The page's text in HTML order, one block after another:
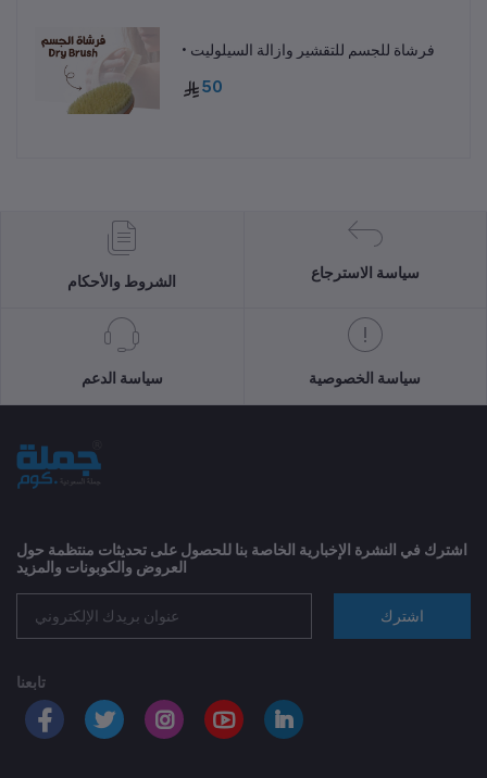
• فرشاة للجسم للتقشير وازالة السيلوليت
50
الشروط والأحكام
سياسة الاسترجاع
سياسة الدعم سياسة الخصوصية
اشترك في النشرة الإخبارية الخاصة بنا للحصول على تحديثات منتظمة حول
العروض والكوبونات والمزيد
اشترك
تابعنا